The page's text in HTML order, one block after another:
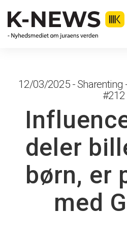
12/03/2025 - Sharenting
#212
deler
børn, er
med